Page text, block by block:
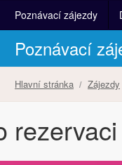
Poznávací zájezdy
Poznávací
Hlavní stránka Zájezdy